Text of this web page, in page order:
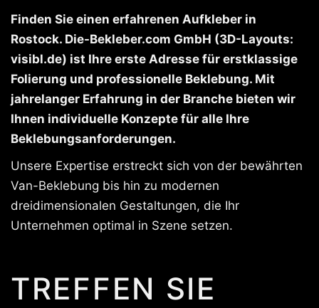
Finden Sie einen erfahrenen Aufkleber in
Rostock. Die-Bekleber.com GmbH (3D-Layouts:
visibl.de) ist Ihre erste Adresse für erstklassige
Folierung und professionelle Beklebung. Mit
jahrelanger Erfahrung in der Branche bieten wir
Ihnen individuelle Konzepte für alle Ihre
Beklebungsanforderungen.
Unsere Expertise erstreckt sich von der bewährten
Van-Beklebung bis hin zu modernen
dreidimensionalen Gestaltungen, die Ihr
Unternehmen optimal in Szene setzen.
TREFFEN SIE